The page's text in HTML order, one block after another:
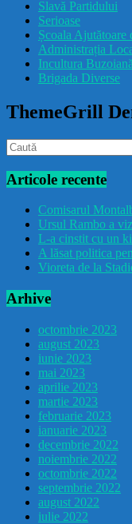
Slavă Partidului
Serioase
Școala Ajutătoare
Administrația
Incultura Buzoiană
Brigada Diverse
ThemeGrill
Articole recente
Comisarul
Ursul Rambo a
L-a cinstit cu un
A lăsat politica
Vioreta de la
Arhive
octombrie 2023
august 2023
iunie 2023
mai 2023
aprilie 2023
martie 2023
februarie 2023
ianuarie 2023
decembrie 2022
noiembrie 2022
octombrie 2022
septembrie 2022
august 2022
iulie 2022